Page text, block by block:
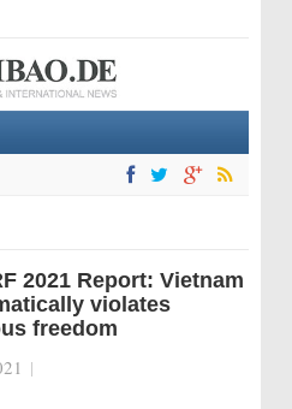
2021 Report: Vietnam
violates
freedom
|